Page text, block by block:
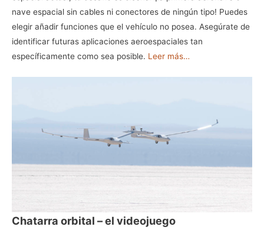
nave espacial sin cables ni conectores de ningún tipo! Puedes
elegir añadir funciones que el vehículo no posea. Asegúrate de
identificar futuras aplicaciones aeroespaciales tan
específicamente como sea posible. Leer más…
Chatarra orbital – el videojuego